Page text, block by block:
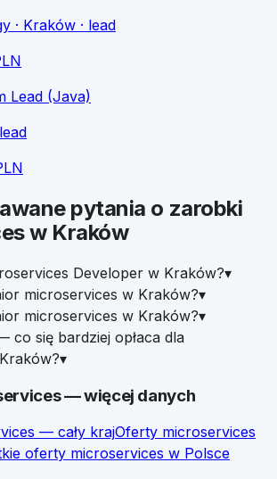
· Kraków · lead
Lead (Java)
pytania o zarobki
w Kraków
Developer w Kraków?▾
microservices w Kraków?▾
microservices w Kraków?▾
co się bardziej opłaca dla
▾
— więcej danych
— cały krajOferty microservices
oferty microservices w Polsce